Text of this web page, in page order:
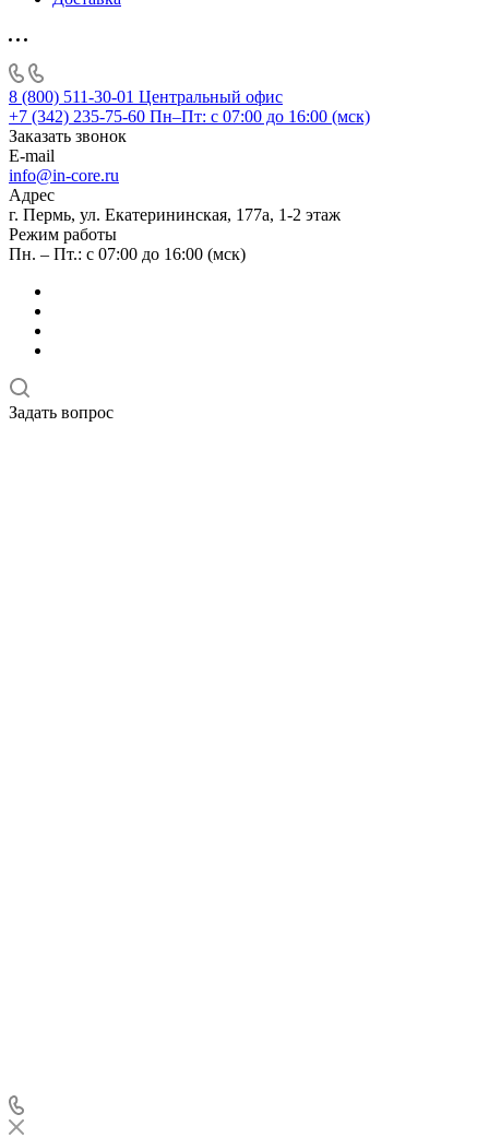
8 (800) 511-30-01 Центральный офис
+7 (342) 235-75-60 Пн–Пт: с 07:00 до 16:00 (мск)
Заказать звонок
E-mail
info@in-core.ru
Адрес
г. Пермь, ул. ​Екатерининская, 177а, ​1-2 этаж
Режим работы
Пн. – Пт.: с 07:00 до 16:00 (мск)
Задать вопрос